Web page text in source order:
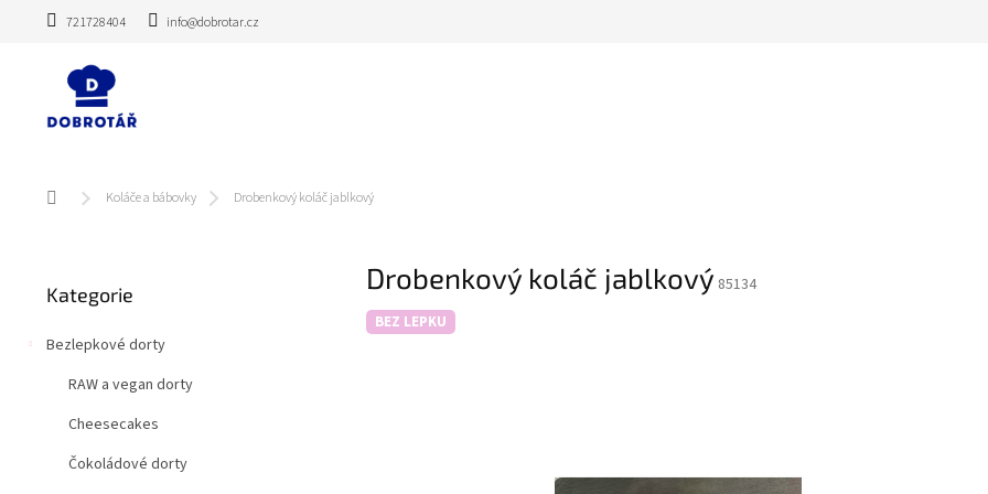
721728404 info@dobrotar.cz
Domů Koláče a bábovky Drobenkový koláč jablkový
s
r
kategorie
Kategorie
Bezlepkové dorty
RAW a vegan dorty
Cheesecakes
Čokoládové dorty
Drobenkový koláč jablkový 85134
BEZ LEPKU